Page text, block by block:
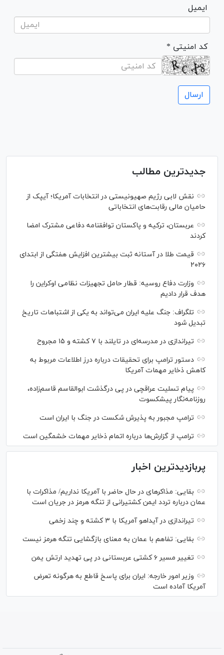
ایمیل
* کد امنیتی
جدیدترین مطالب
نقش لابی رژیم صهیونیستی در انتخابات آمریکا؛ آیپک از
حامیان مالی رقابت‌های انتخاباتی
عربستان، ترکیه و پاکستان توافقنامه دفاعی مشترک امضا
کردند
قیمت طلا در آستانه ثبت بیشترین افزایش هفتگی از ابتدای
۲۰۲۶
وزارت دفاع روسیه: قطار حامل تجهیزات نظامی اوکراین را
هدف قرار دادیم
تلگراف: جنگ علیه ایران می‌تواند به یکی از اشتباهات تاریخ
تبدیل شود
تیراندازی در مدرسه‌ای در تایلند با ۷ کشته و ۱۵ مجروح
دستور ترامپ برای تحقیقات درباره درز اطلاعات مربوط به
کاهش ذخایر مهمات آمریکا
پیام تسلیت عراقچی در پی درگذشت ابوالقاسم قاسم‌زاده،
روزنامه‌نگار پیشکسوت
ترامپ مجبور به پذیرش شکست در جنگ با ایران است
ترامپ از گزارش‌ها درباره اتمام ذخایر مهمات خشمگین است
پربازدیدترین اخبار
بقایی: مذاکره‎ای در حال حاضر با آمریکا نداریم/ مذاکرات با
عمان درباره تردد ایمن کشتیرانی از تنگه هرمز در جریان است
تیراندازی در آیداهو آمریکا با ۳ کشته و چند زخمی
بقایی: تفاهم با عمان به معنای بازگشایی تنگه هرمز نیست
تغییر مسیر ۶ کشتی عربستانی در پی تهدید ارتش یمن
وزیر امور خارجه: ایران برای پاسخ قاطع به هرگونه تعرض
آمریکا آماده است